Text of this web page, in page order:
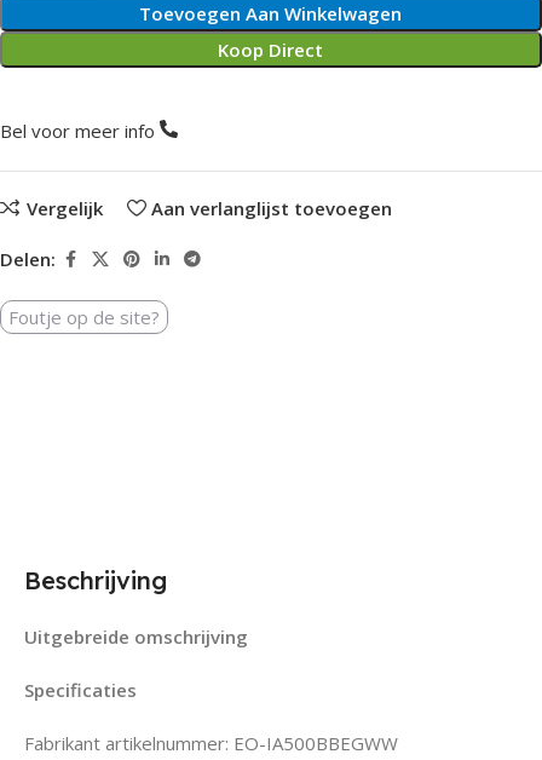
Toevoegen Aan Winkelwagen
Koop Direct
Bel voor meer info
Vergelijk Aan verlanglijst toevoegen
Delen:
Foutje op de site?
Beschrijving
Uitgebreide omschrijving
Specificaties
Fabrikant artikelnummer: EO-IA500BBEGWW